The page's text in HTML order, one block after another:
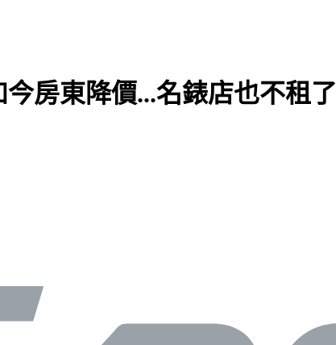
吃了不會怎樣」遭重判
房東降價...名錶店也不租了